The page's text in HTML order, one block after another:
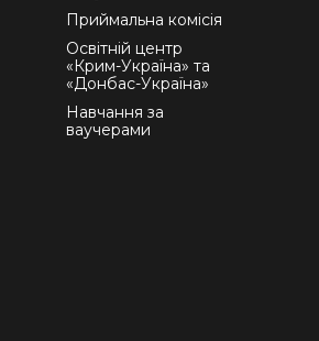
Приймальна комісія
Освітній центр
«Крим-Україна» та
«Донбас-Україна»
Навчання за
ваучерами